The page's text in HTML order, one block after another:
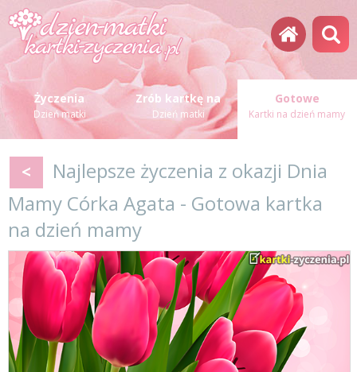
Życzenia
Dzień matki
Zrób kartkę na
Dzień matki
Gotowe
Kartki na dzień mamy
<
Najlepsze życzenia z okazji Dnia
Mamy Córka Agata - Gotowa kartka
na dzień mamy